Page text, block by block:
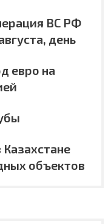
ВС РФ
день
евро на
Казахстане
объектов